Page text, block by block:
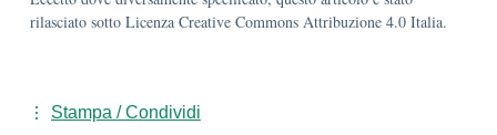
rilasciato sotto Licenza Creative Commons Attribuzione 4.0 Italia.
Stampa / Condividi